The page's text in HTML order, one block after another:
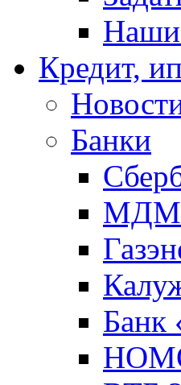
Наши
Кредит,
Банки
Банк